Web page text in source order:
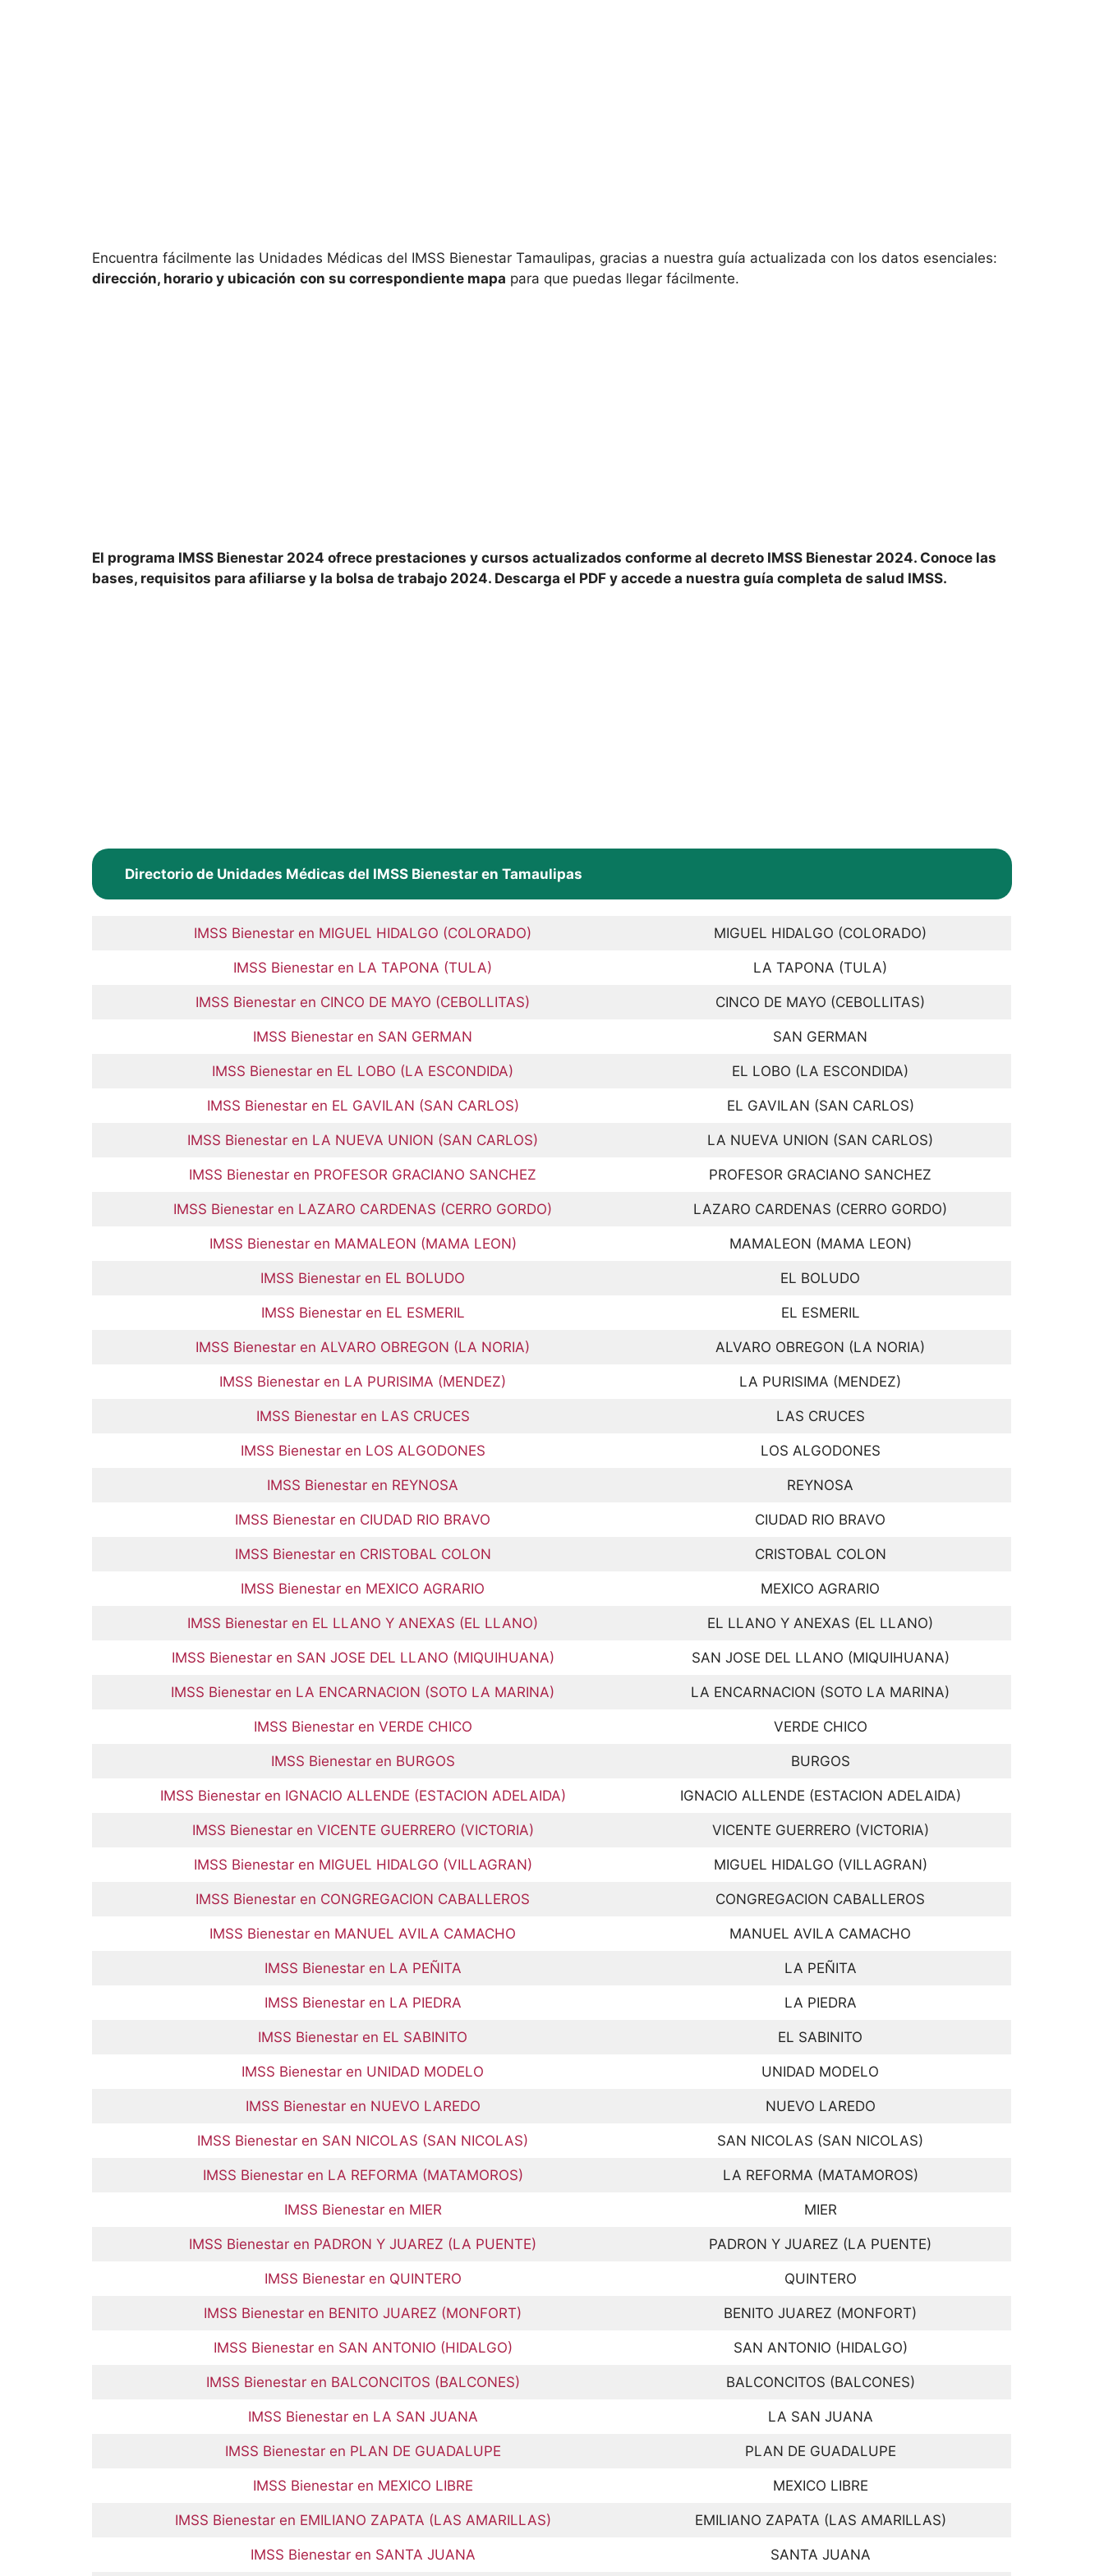
Encuentra fácilmente las Unidades Médicas del IMSS Bienestar Tamaulipas, gracias a nuestra guía actualizada con los datos esenciales:
dirección, horario y ubicación con su correspondiente mapa para que puedas llegar fácilmente.
El programa IMSS Bienestar 2024 ofrece prestaciones y cursos actualizados conforme al decreto IMSS Bienestar 2024. Conoce las
bases, requisitos para afiliarse y la bolsa de trabajo 2024. Descarga el PDF y accede a nuestra guía completa de salud IMSS.
Directorio de Unidades Médicas del IMSS Bienestar en Tamaulipas
IMSS Bienestar en MIGUEL HIDALGO (COLORADO) MIGUEL HIDALGO (COLORADO)
IMSS Bienestar en LA TAPONA (TULA) LA TAPONA (TULA)
IMSS Bienestar en CINCO DE MAYO (CEBOLLITAS) CINCO DE MAYO (CEBOLLITAS)
IMSS Bienestar en SAN GERMAN SAN GERMAN
IMSS Bienestar en EL LOBO (LA ESCONDIDA) EL LOBO (LA ESCONDIDA)
IMSS Bienestar en EL GAVILAN (SAN CARLOS) EL GAVILAN (SAN CARLOS)
IMSS Bienestar en LA NUEVA UNION (SAN CARLOS) LA NUEVA UNION (SAN CARLOS)
IMSS Bienestar en PROFESOR GRACIANO SANCHEZ PROFESOR GRACIANO SANCHEZ
IMSS Bienestar en LAZARO CARDENAS (CERRO GORDO) LAZARO CARDENAS (CERRO GORDO)
IMSS Bienestar en MAMALEON (MAMA LEON) MAMALEON (MAMA LEON)
IMSS Bienestar en EL BOLUDO EL BOLUDO
IMSS Bienestar en EL ESMERIL EL ESMERIL
IMSS Bienestar en ALVARO OBREGON (LA NORIA) ALVARO OBREGON (LA NORIA)
IMSS Bienestar en LA PURISIMA (MENDEZ) LA PURISIMA (MENDEZ)
IMSS Bienestar en LAS CRUCES LAS CRUCES
IMSS Bienestar en LOS ALGODONES LOS ALGODONES
IMSS Bienestar en REYNOSA REYNOSA
IMSS Bienestar en CIUDAD RIO BRAVO CIUDAD RIO BRAVO
IMSS Bienestar en CRISTOBAL COLON CRISTOBAL COLON
IMSS Bienestar en MEXICO AGRARIO MEXICO AGRARIO
IMSS Bienestar en EL LLANO Y ANEXAS (EL LLANO) EL LLANO Y ANEXAS (EL LLANO)
IMSS Bienestar en SAN JOSE DEL LLANO (MIQUIHUANA) SAN JOSE DEL LLANO (MIQUIHUANA)
IMSS Bienestar en LA ENCARNACION (SOTO LA MARINA) LA ENCARNACION (SOTO LA MARINA)
IMSS Bienestar en VERDE CHICO VERDE CHICO
IMSS Bienestar en BURGOS BURGOS
IMSS Bienestar en IGNACIO ALLENDE (ESTACION ADELAIDA) IGNACIO ALLENDE (ESTACION ADELAIDA)
IMSS Bienestar en VICENTE GUERRERO (VICTORIA) VICENTE GUERRERO (VICTORIA)
IMSS Bienestar en MIGUEL HIDALGO (VILLAGRAN) MIGUEL HIDALGO (VILLAGRAN)
IMSS Bienestar en CONGREGACION CABALLEROS CONGREGACION CABALLEROS
IMSS Bienestar en MANUEL AVILA CAMACHO MANUEL AVILA CAMACHO
IMSS Bienestar en LA PEÑITA LA PEÑITA
IMSS Bienestar en LA PIEDRA LA PIEDRA
IMSS Bienestar en EL SABINITO EL SABINITO
IMSS Bienestar en UNIDAD MODELO UNIDAD MODELO
IMSS Bienestar en NUEVO LAREDO NUEVO LAREDO
IMSS Bienestar en SAN NICOLAS (SAN NICOLAS) SAN NICOLAS (SAN NICOLAS)
IMSS Bienestar en LA REFORMA (MATAMOROS) LA REFORMA (MATAMOROS)
IMSS Bienestar en MIER MIER
IMSS Bienestar en PADRON Y JUAREZ (LA PUENTE) PADRON Y JUAREZ (LA PUENTE)
IMSS Bienestar en QUINTERO QUINTERO
IMSS Bienestar en BENITO JUAREZ (MONFORT) BENITO JUAREZ (MONFORT)
IMSS Bienestar en SAN ANTONIO (HIDALGO) SAN ANTONIO (HIDALGO)
IMSS Bienestar en BALCONCITOS (BALCONES) BALCONCITOS (BALCONES)
IMSS Bienestar en LA SAN JUANA LA SAN JUANA
IMSS Bienestar en PLAN DE GUADALUPE PLAN DE GUADALUPE
IMSS Bienestar en MEXICO LIBRE MEXICO LIBRE
IMSS Bienestar en EMILIANO ZAPATA (LAS AMARILLAS) EMILIANO ZAPATA (LAS AMARILLAS)
IMSS Bienestar en SANTA JUANA SANTA JUANA